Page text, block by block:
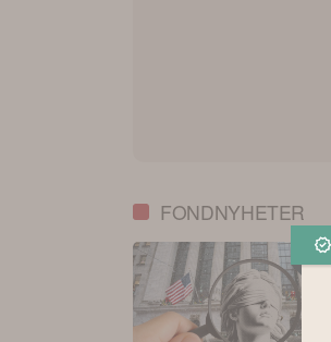
FONDNYHETER